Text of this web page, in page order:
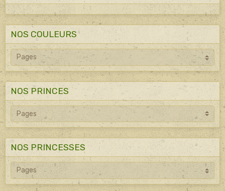
NOS COULEURS
NOS PRINCES
NOS PRINCESSES